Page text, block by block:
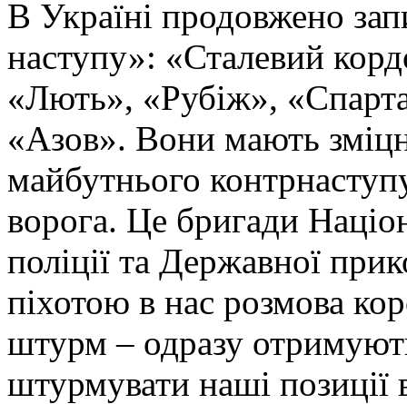
В Україні продовжено
наступу»: «Сталевий
«Лють», «Рубіж»,
«Азов». Вони мають
майбутнього
ворога. Це бригади
поліції та Державної
піхотою в нас розмова
штурм – одразу
штурмувати наші позиції